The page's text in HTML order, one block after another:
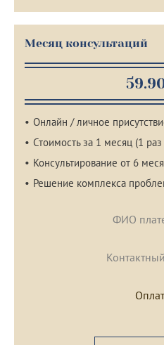
Месяц консультаций
Онлайн / личное
Стоимость за 1 месяц (1
Консультирование от 6
Решение комплекса